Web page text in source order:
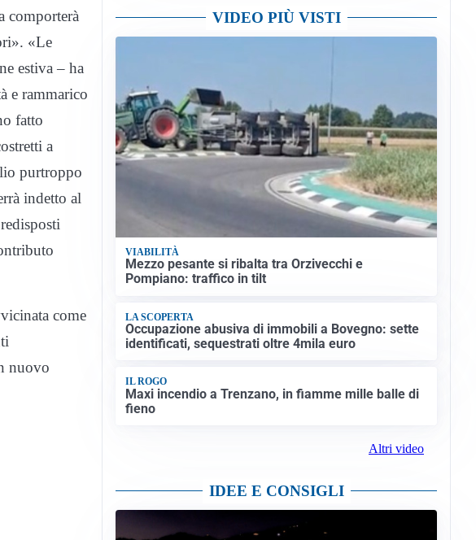
comporterà
«Le
estiva – ha
e rammarico
fatto
a
purtroppo
indetto al
come
nuovo
VIDEO PIÙ VISTI
VIABILITÀ
Mezzo pesante si ribalta tra Orzivecchi e
Pompiano: traffico in tilt
LA SCOPERTA
Occupazione abusiva di immobili a Bovegno: sette
identificati, sequestrati oltre 4mila euro
IL ROGO
Maxi incendio a Trenzano, in fiamme mille balle di
fieno
Altri video
IDEE E CONSIGLI